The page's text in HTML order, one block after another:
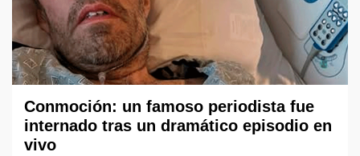
Conmoción: un famoso periodista fue
internado tras un dramático episodio en
vivo